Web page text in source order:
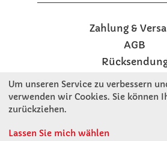
Zahlung &
AGB
Widerruf
Vertrag
Beschwerde
Um unseren Service zu verbessern
verwenden wir Cookies. Sie können
zurückziehen.
Lassen Sie mich wählen